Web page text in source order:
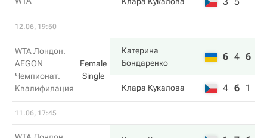
12.06, 19:50
WTA Лондон.
AEGON
Чемпионат.
Квалифилация
Female
Single
Катерина
Бондаренко
6 4 6
Клара Кукалова 4 6 1
11.06, 17:45